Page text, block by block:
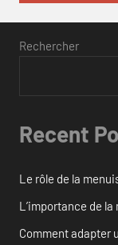
Rechercher
Recent
Le rôle de la
L’importance de
Comment adapter